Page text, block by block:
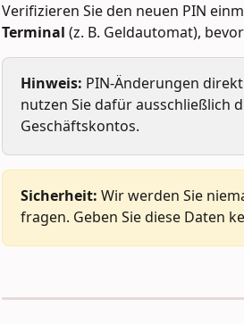
Verifizieren Sie den neuen PIN
Terminal (z. B. Geldautomat),
Hinweis: PIN-Änderungen
nutzen Sie dafür ausschließlich
Geschäftskontos.
Sicherheit: Wir werden Sie
fragen. Geben Sie diese Daten